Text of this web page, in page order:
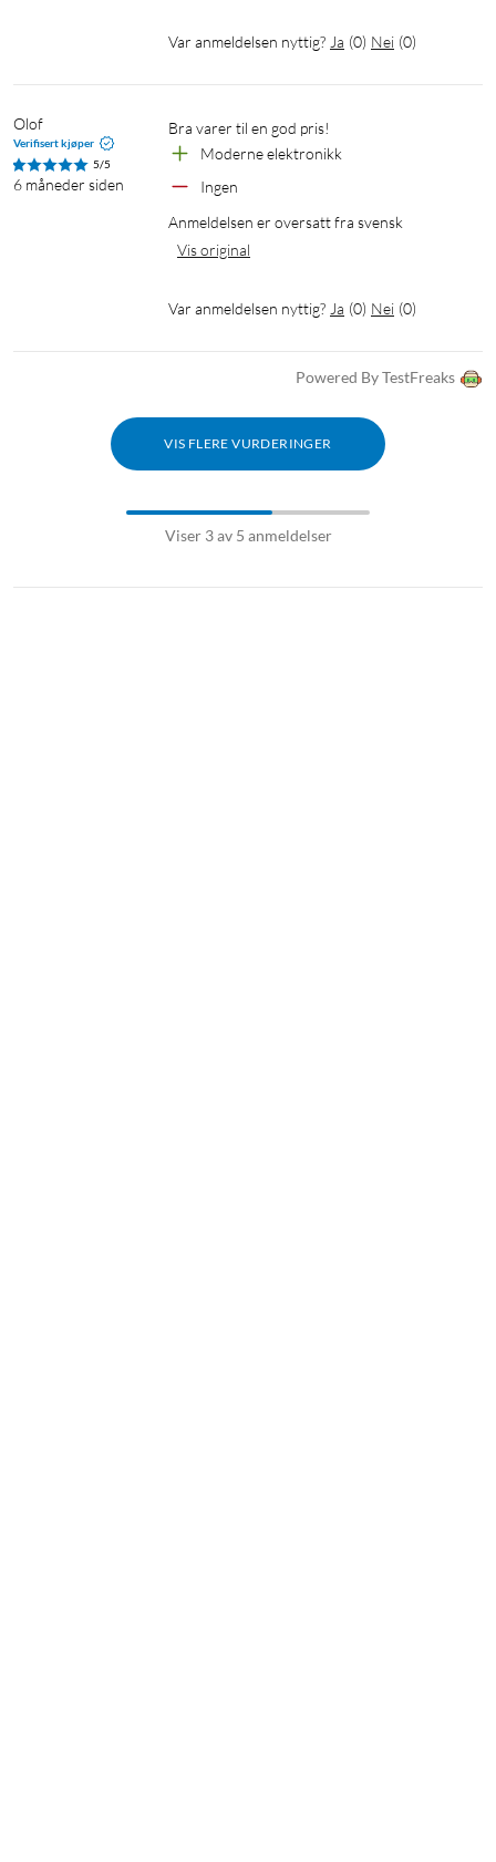
Var anmeldelsen nyttig? Ja (0) Nei (0)
Olof
Verifisert kjøper
5/5
6 måneder siden
Bra varer til en god pris!
Moderne elektronikk
Ingen
Anmeldelsen er oversatt fra svensk
Vis original
Var anmeldelsen nyttig? Ja (0) Nei (0)
Powered By TestFreaks
VIS FLERE VURDERINGER
Viser 3 av 5 anmeldelser